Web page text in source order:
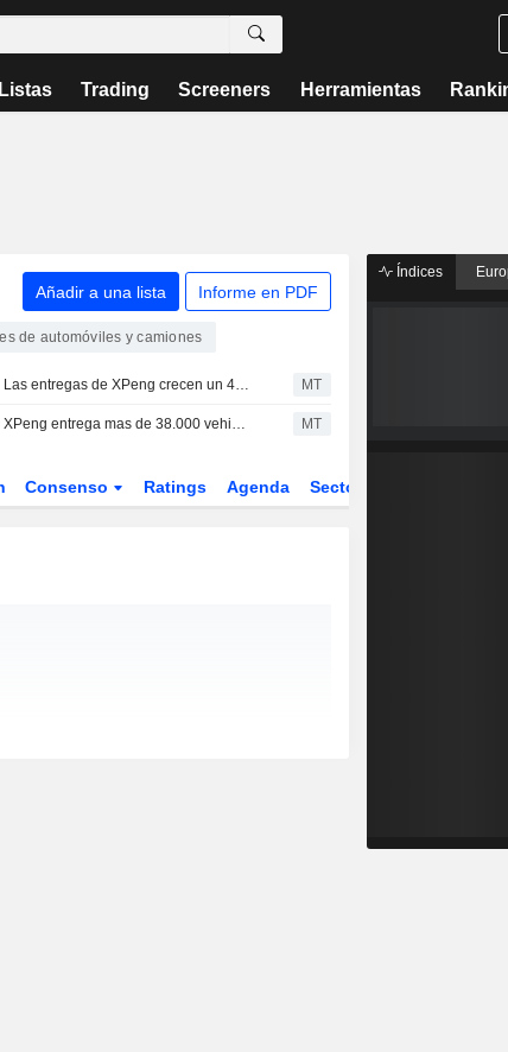
Listas Trading Screeners Herramientas
Añadir a una lista Informe en PDF
de automóviles y camiones
Las entregas de XPeng crecen un 4% en julio MT
XPeng entrega mas de 38.000 vehiculos en julio MT
Consenso Ratings Agenda Sector
Índices